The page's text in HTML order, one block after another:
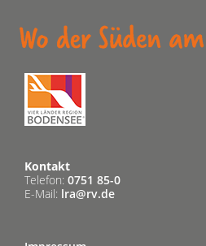
Kontakt
Telefon: 0751 85-0
E-Mail: lra@rv.de